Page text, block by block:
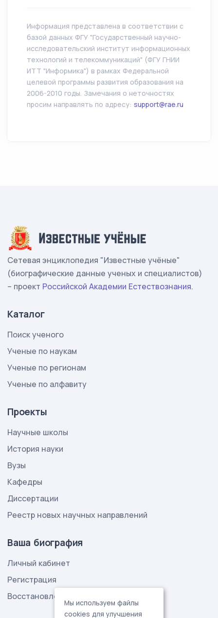
Информация представлена в соответствии с
базой данных ФГУ "Государственный научно-
исследовательский институт информационных
технологий и телекоммуникаций" (ФГУ ГНИИ
ИТТ "Информика") в рамках Федеральной
целевой программы развития образования на
2006-2010 годы. Замечания о неточностях
просим направлять по адресу: support@rae.ru
Сетевая энциклопедия "Известные учёные"
(биографические данные ученых и специалистов)
– проект Российской Академии Естествознания.
Каталог
Поиск ученого
Ученые по наукам
Ученые по регионам
Ученые по алфавиту
Проекты
Научные школы
История науки
Вузы
Кафедры
Диссертации
Реестр новых научных направлений
Ваша биография
Личный кабинет
Регистрация
Восстановление пароля
Мы используем файлы
cookies для улучшения